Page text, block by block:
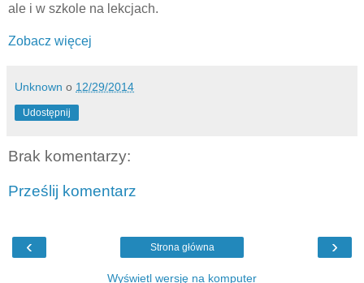
ale i w szkole na lekcjach.
Zobacz więcej
Unknown o 12/29/2014
Udostępnij
Brak komentarzy:
Prześlij komentarz
‹ ›
Strona główna
Wyświetl wersję na komputer